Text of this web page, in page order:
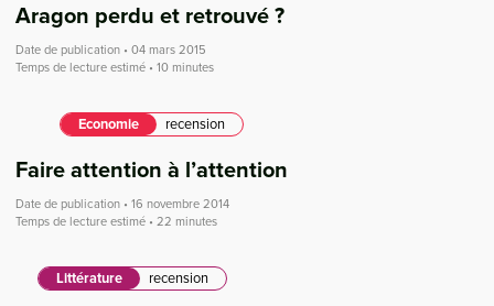
Aragon perdu et retrouvé ?
Date de publication • 04 mars 2015
Temps de lecture estimé • 10 minutes
Economie recension
Faire attention à l’attention
Date de publication • 16 novembre 2014
Temps de lecture estimé • 22 minutes
Littérature recension